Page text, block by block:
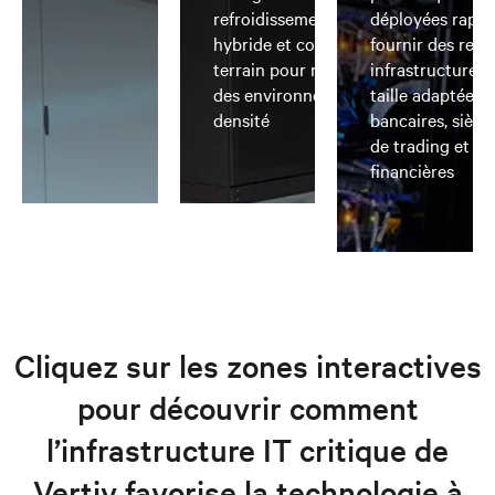
refroidissement par air, liquide ou
hybride et converties sur le
terrain pour répondre aux besoins
des environnements à haute
densité
déployées
fournir des
infrastructure
taille adaptée
bancaires,
de trading et
financières
Cliquez sur les zones interactives
pour découvrir comment
l’infrastructure IT critique de